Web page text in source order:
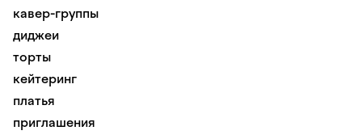
кавер-группы
диджеи
торты
кейтеринг
платья
приглашения